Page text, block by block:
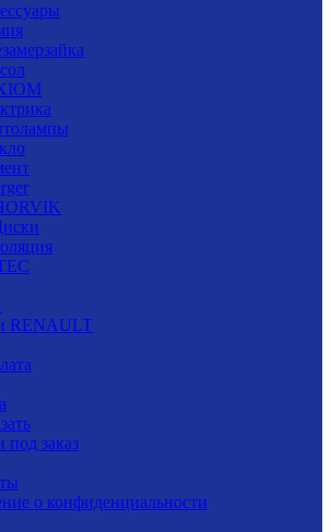
RENAULT
под заказ
о конфиденциальности